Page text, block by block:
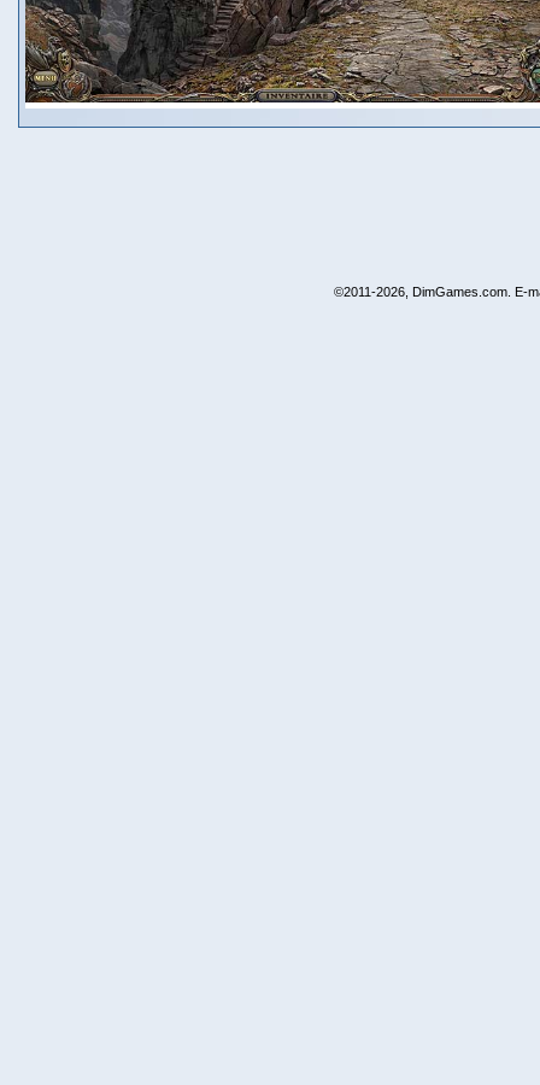
©2011-2026, DimGames.com. E-